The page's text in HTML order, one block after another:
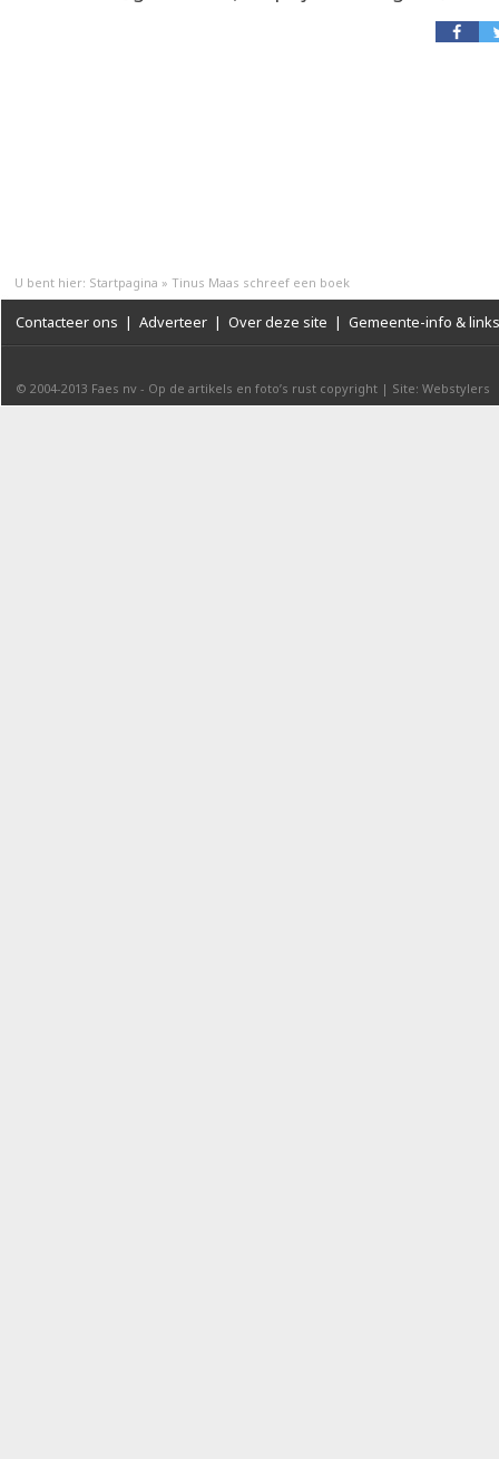
U bent hier: Startpagina » Tinus Maas schreef een boek
Contacteer ons | Adverteer | Over deze site | Gemeente-info & links
© 2004-2013 Faes nv - Op de artikels en foto’s rust copyright | Site: Webstylers